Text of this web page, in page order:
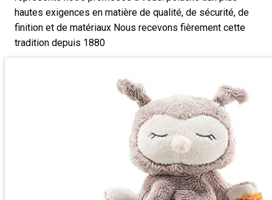
hautes exigences en matière de qualité, de sécurité, de
finition et de matériaux Nous recevons fièrement cette
tradition depuis 1880